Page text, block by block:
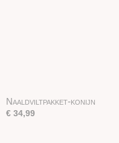
Naaldviltpakket-konijn
€ 34,99